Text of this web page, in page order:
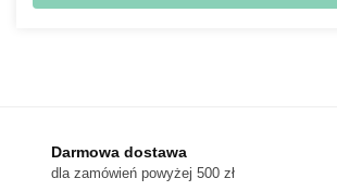
18 zł
można
Darmowa dostawa
dla zamówień powyżej 500 zł